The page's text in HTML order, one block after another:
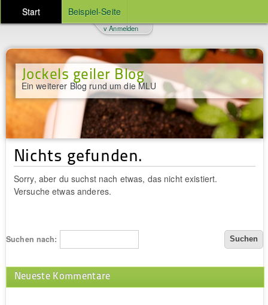
Start Beispiel-Seite
Jockels geiler Blog
Ein weiterer Blog rund um die MLU
v Anmelden
Nichts gefunden.
Sorry, aber du suchst nach etwas, das nicht existiert.
Versuche etwas anderes.
Suchen nach:
Neueste Kommentare